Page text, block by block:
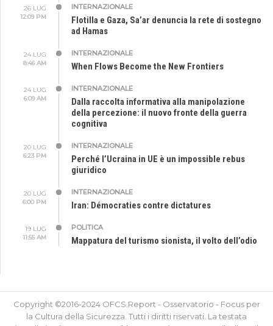
26 LUG
12:09 PM
INTERNAZIONALE
Flotilla e Gaza, Sa’ar denuncia la rete di sostegno
ad Hamas
24 LUG
8:46 AM
INTERNAZIONALE
When Flows Become the New Frontiers
24 LUG
6:09 AM
INTERNAZIONALE
Dalla raccolta informativa alla manipolazione
della percezione: il nuovo fronte della guerra
cognitiva
20 LUG
6:23 PM
INTERNAZIONALE
Perché l’Ucraina in UE è un impossible rebus
giuridico
20 LUG
6:00 PM
INTERNAZIONALE
Iran: Démocraties contre dictatures
19 LUG
11:55 AM
POLITICA
Mappatura del turismo sionista, il volto dell’odio
Copyright ©2016-2024 OFCS.Report - Osservatorio - Focus per
la Cultura della Sicurezza. Tutti i diritti riservati. La testata